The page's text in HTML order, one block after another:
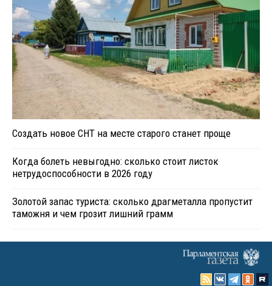
Создать новое СНТ на месте старого станет проще
Когда болеть невыгодно: сколько стоит листок
нетрудоспособности в 2026 году
Золотой запас туриста: сколько драгметалла пропустит
таможня и чем грозит лишний грамм